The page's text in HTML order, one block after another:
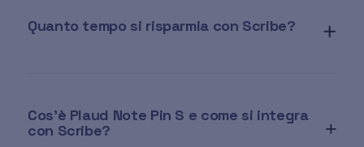
Quanto tempo si risparmia con Scribe?
Cos'è Plaud Note Pin S e come si integra
con Scribe?